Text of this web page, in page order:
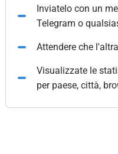
Inviatelo con un
Telegram o
Attendere che
Visualizzate le
per paese, città,